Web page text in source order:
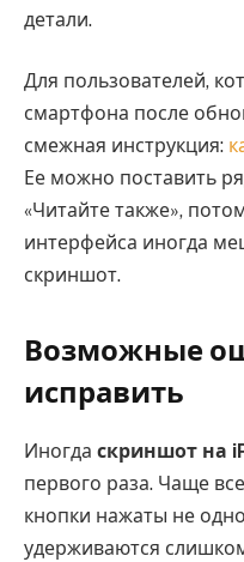
детали.
Для пользователей,
смартфона после
смежная инструкция:
Ее можно поставить
«Читайте также»,
интерфейса иногда
скриншот.
Возможные
исправить
Иногда скриншот на
первого раза. Чаще
кнопки нажаты не
удерживаются